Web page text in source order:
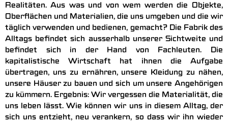
Realitäten. Aus was und von wem werden die Objekte,
Oberflächen und Materialien, die uns umgeben und die wir
täglich verwenden und bedienen, gemacht? Die Fabrik des
Alltags befindet sich ausserhalb unserer Sichtweite und
befindet sich in der Hand von Fachleuten. Die
kapitalistische Wirtschaft hat ihnen die Aufgabe
übertragen, uns zu ernähren, unsere Kleidung zu nähen,
unsere Häuser zu bauen und sich um unsere Angehörigen
zu kümmern. Ergebnis: Wir vergessen die Materialität, die
uns leben lässt. Wie können wir uns in diesem Alltag, der
sich uns entzieht, neu verankern, so dass wir ihn wieder